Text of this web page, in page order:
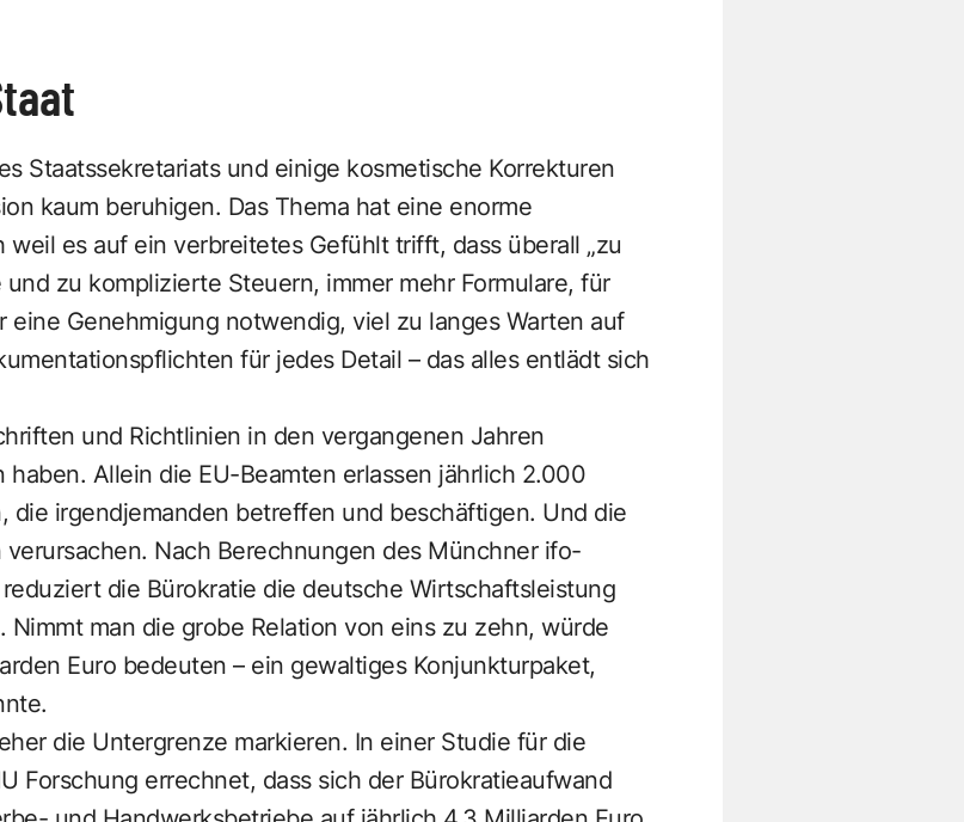
Staatssekretariats und einige kosmetische Korrekturen
kaum beruhigen. Das Thema hat eine enorme
es auf ein verbreitetes Gefühlt trifft, dass überall „zu
zu komplizierte Steuern, immer mehr Formulare, für
eine Genehmigung notwendig, viel zu langes Warten auf
für jedes Detail – das alles entlädt sich
und Richtlinien in den vergangenen Jahren
Allein die EU-Beamten erlassen jährlich 2.000
die irgendjemanden betreffen und beschäftigen. Und die
Nach Berechnungen des Münchner ifo-
die Bürokratie die deutsche Wirtschaftsleistung
Nimmt man die grobe Relation von eins zu zehn, würde
Euro bedeuten – ein gewaltiges Konjunkturpaket,
die Untergrenze markieren. In einer Studie für die
Forschung errechnet, dass sich der Bürokratieaufwand